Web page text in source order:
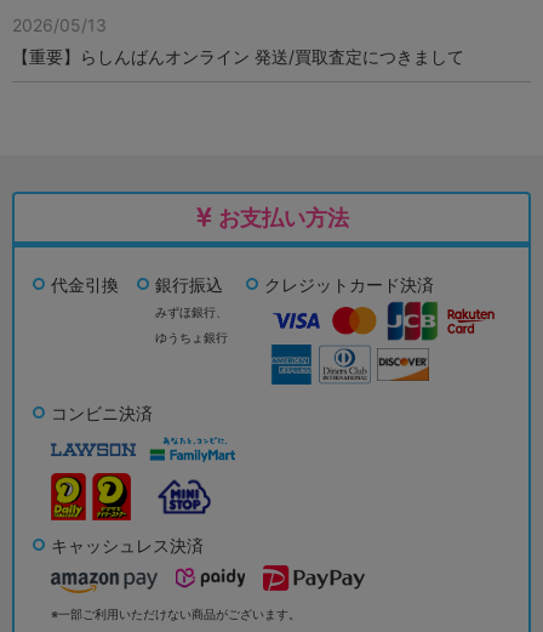
2026/05/13
【重要】らしんばんオンライン 発送/買取査定につきまして
お支払い方法
代金引換 銀行振込
みずほ銀行、
ゆうちょ銀行
クレジットカード決済
コンビニ決済
キャッシュレス決済
※一部ご利用いただけない商品がございます。